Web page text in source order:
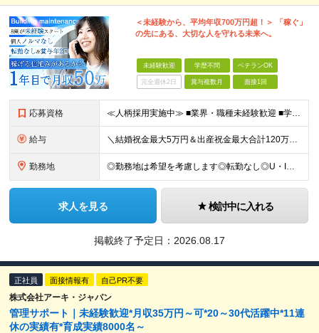
＜未経験から、平均年収700万円超！＞ 「稼ぐ」
の先にある、大切な人を守れる未来へ。
未経験歓迎 学歴不問 ベテランOK
完全週休2日 賞与複数月 面接1回
応募資格 ≪人柄採用実施中≫ ■業界・職種未経験歓迎 ■学歴不問 ■職歴や転職回数は一切不問 ■ブランクある方も相談可 ★育成前提の募集！ 今回の募集は事業拡大に伴う増員採用！ 欠員補充ではないため、 将来の
給与 ＼結婚祝金最大5万円＆出産祝金最大合計120万円！独自の手当をご用意／ 【東京】 月給28万700円～80万円＋歩合＋各種手当＋賞与年2回 【大阪】 月給26万8200円～80万円＋歩合＋各種手当＋
勤務地 ◎勤務地は希望を考慮します◎転勤なし◎U・Iターン歓迎 【本社】 大阪府大阪市西区京町堀1-18-15 藤原ビル2F ■以下、全国の各支店 ◎東北・関東エリア：仙台・千葉・東京第一（上野）・東京第
求人を見る 検討中に入れる
掲載終了予定日： 2026.08.17
正社員 面接情報有 自己PR不要
株式会社アーキ・ジャパン
管理サポート｜未経験歓迎*月収35万円～可*20～30代活躍中*11連
休の実績有*育成実績8000名～